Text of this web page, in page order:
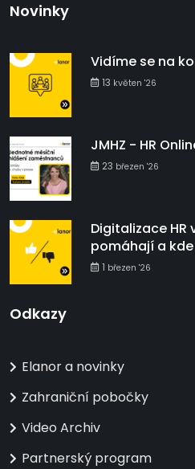
Novinky
Vidíme se na
13 květen '26
JMHZ - HR
23 březen '26
Digitalizace HR
pomáhají a
1 březen '26
Odkazy
Elanor a novinky
Zahraniční pobočky
Video Archiv
Partnerský program